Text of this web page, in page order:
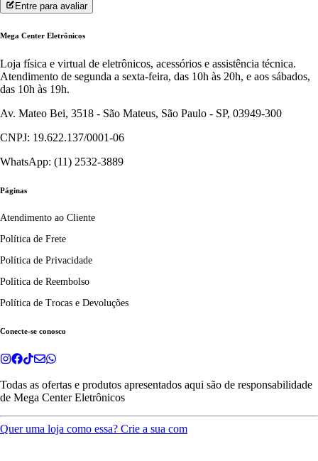
Entre para avaliar
Mega Center Eletrônicos
Loja física e virtual de eletrônicos, acessórios e assistência técnica.
Atendimento de segunda a sexta-feira, das 10h às 20h, e aos sábados,
das 10h às 19h.
Av. Mateo Bei, 3518 - São Mateus, São Paulo - SP, 03949-300
CNPJ: 19.622.137/0001-06
WhatsApp: (11) 2532-3889
Páginas
Atendimento ao Cliente
Política de Frete
Política de Privacidade
Política de Reembolso
Política de Trocas e Devoluções
Conecte-se conosco
Todas as ofertas e produtos apresentados aqui são de responsabilidade
de Mega Center Eletrônicos
Quer uma loja como essa? Crie a sua com